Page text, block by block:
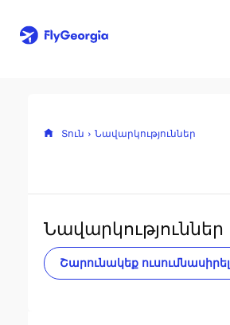
Տուն Նավարկություններ
Նավարկություններ
Շարունակեք ուսումնասիրել